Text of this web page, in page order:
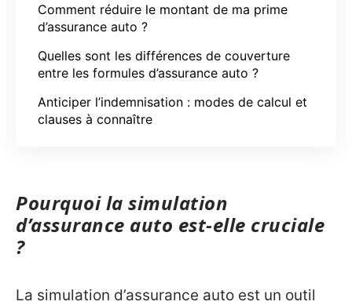
Comment réduire le montant de ma prime
d’assurance auto ?
Quelles sont les différences de couverture
entre les formules d’assurance auto ?
Anticiper l’indemnisation : modes de calcul et
clauses à connaître
Pourquoi la simulation
d’assurance auto est-elle cruciale
?
La simulation d’assurance auto est un outil